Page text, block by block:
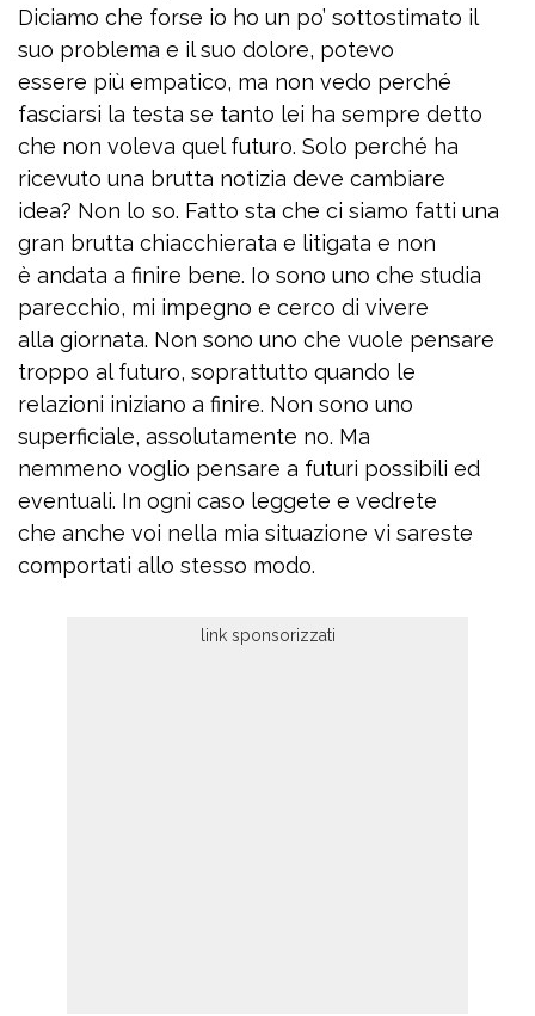
Diciamo che forse io ho un po’ sottostimato il
suo problema e il suo dolore, potevo
essere più empatico, ma non vedo perché
fasciarsi la testa se tanto lei ha sempre detto
che non voleva quel futuro. Solo perché ha
ricevuto una brutta notizia deve cambiare
idea? Non lo so. Fatto sta che ci siamo fatti una
gran brutta chiacchierata e litigata e non
è andata a finire bene. Io sono uno che studia
parecchio, mi impegno e cerco di vivere
alla giornata. Non sono uno che vuole pensare
troppo al futuro, soprattutto quando le
relazioni iniziano a finire. Non sono uno
superficiale, assolutamente no. Ma
nemmeno voglio pensare a futuri possibili ed
eventuali. In ogni caso leggete e vedrete
che anche voi nella mia situazione vi sareste
comportati allo stesso modo.